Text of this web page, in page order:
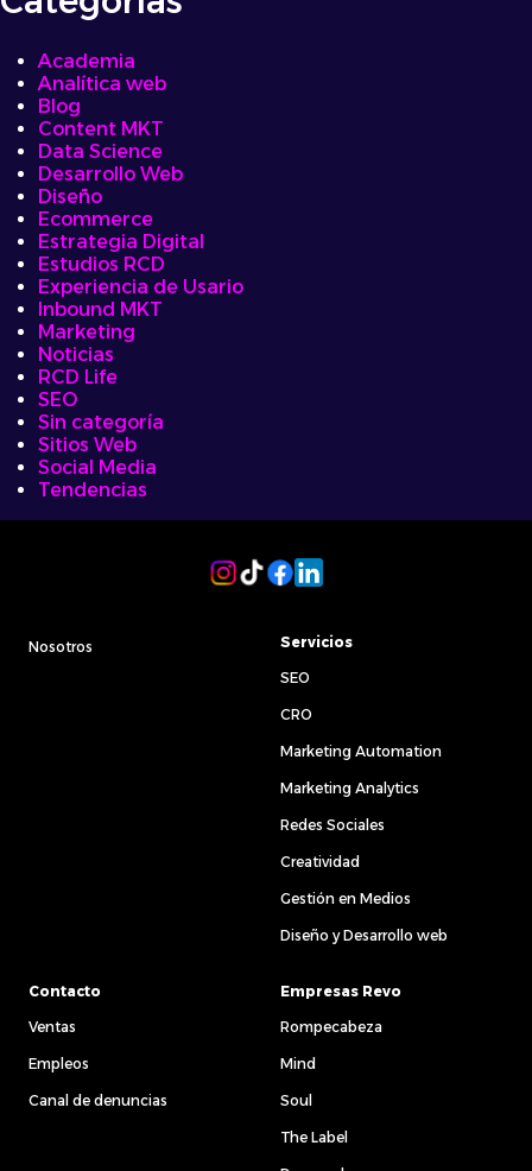
Academia
Analítica web
Blog
Content MKT
Data Science
Desarrollo Web
Diseño
Ecommerce
Estrategia Digital
Estudios RCD
Experiencia de Usario
Inbound MKT
Marketing
Noticias
RCD Life
SEO
Sin categoría
Sitios Web
Social Media
Tendencias
Nosotros
Servicios
SEO
CRO
Marketing Automation
Marketing Analytics
Redes Sociales
Creatividad
Gestión en Medios
Diseño y Desarrollo web
Contacto
Ventas
Empleos
Canal de denuncias
Empresas Revo
Rompecabeza
Mind
Soul
The Label